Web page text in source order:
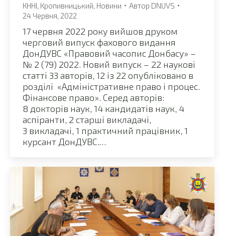
КННІ Кропивницький Новини Автор DNUVS
24 Червня, 2022
17 червня 2022 року вийшов друком
черговий випуск фахового видання
ДонДУВС «Правовий часопис Донбасу» –
№ 2 (79) 2022. Новий випуск – 22 наукові
статті 33 авторів, 12 із 22 опубліковано в
розділі «Адміністративне право і процес.
Фінансове право». Серед авторів:
8 докторів наук, 14 кандидатів наук, 4
аспіранти, 2 старші викладачі,
3 викладачі, 1 практичний працівник, 1
курсант ДонДУВС.…